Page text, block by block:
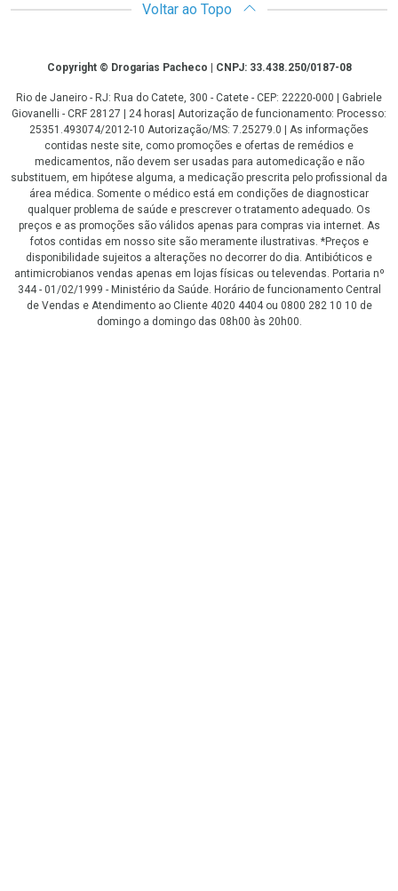
Voltar ao Topo
CopyrightCopyright © Drogarias Pacheco | CNPJ: 33.438.250/0187-08
Rio de Janeiro - RJ: Rua do Catete, 300 - Catete - CEP: 22220-000 | Gabriele
Giovanelli - CRF 28127 | 24 horas| Autorização de funcionamento: Processo:
25351.493074/2012-10 Autorização/MS: 7.25279.0 | As informações
contidas neste site, como promoções e ofertas de remédios e
medicamentos, não devem ser usadas para automedicação e não
substituem, em hipótese alguma, a medicação prescrita pelo profissional da
área médica. Somente o médico está em condições de diagnosticar
qualquer problema de saúde e prescrever o tratamento adequado. Os
preços e as promoções são válidos apenas para compras via internet. As
fotos contidas em nosso site são meramente ilustrativas. *Preços e
disponibilidade sujeitos a alterações no decorrer do dia. Antibióticos e
antimicrobianos vendas apenas em lojas físicas ou televendas. Portaria nº
344 - 01/02/1999 - Ministério da Saúde. Horário de funcionamento Central
de Vendas e Atendimento ao Cliente 4020 4404 ou 0800 282 10 10 de
domingo a domingo das 08h00 às 20h00.